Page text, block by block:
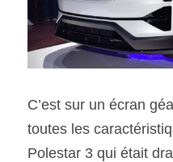
C’est sur un écran
toutes les
Polestar 3 qui était